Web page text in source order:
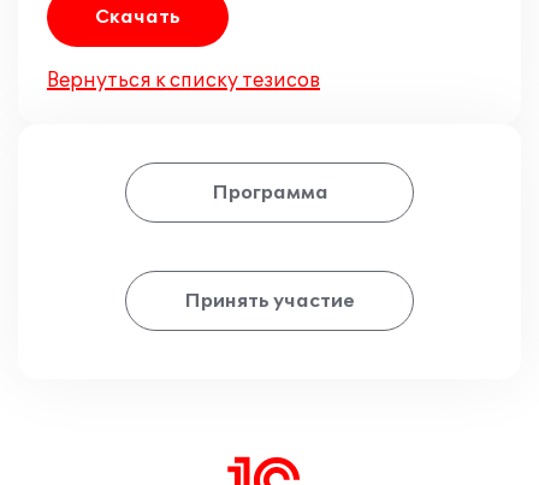
Скачать
Вернуться к списку тезисов
Программа
Принять участие